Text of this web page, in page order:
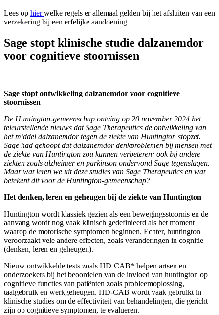
Lees op hierwelke regels er allemaal gelden bij het afsluiten van een
verzekering bij een erfelijke aandoening.
Sage stopt klinische studie dalzanemdor
voor cognitieve stoornissen
Sage stopt ontwikkeling dalzanemdor voor cognitieve
stoornissen
De Huntington-gemeenschap ontving op 20 november 2024 het
teleurstellende nieuws dat Sage Therapeutics de ontwikkeling van
het middel dalzanemdor tegen de ziekte van Huntington stopzet.
Sage had gehoopt dat dalzanemdor denkproblemen bij mensen met
de ziekte van Huntington zou kunnen verbeteren; ook bij andere
ziekten zoals alzheimer en parkinson ondervond Sage tegenslagen.
Maar wat leren we uit deze studies van Sage Therapeutics en wat
betekent dit voor de Huntington-gemeenschap?
Het denken, leren en geheugen bij de ziekte van Huntington
Huntington wordt klassiek gezien als een bewegingsstoornis en de
aanvang wordt nog vaak klinisch gedefinieerd als het moment
waarop de motorische symptomen beginnen. Echter, huntington
veroorzaakt vele andere effecten, zoals veranderingen in cognitie
(denken, leren en geheugen).
Nieuw ontwikkelde tests zoals HD-CAB* helpen artsen en
onderzoekers bij het beoordelen van de invloed van huntington op
cognitieve functies van patiënten zoals probleemoplossing,
taalgebruik en werkgeheugen. HD-CAB wordt vaak gebruikt in
klinische studies om de effectiviteit van behandelingen, die gericht
zijn op cognitieve symptomen, te evalueren.